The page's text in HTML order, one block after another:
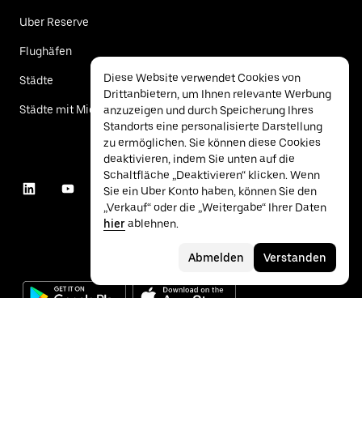
Uber Reserve
Flughäfen
Städte
Städte mit Mietwagen
Diese Website verwendet Cookies von
Drittanbietern, um Ihnen relevante Werbung
anzuzeigen und durch Speicherung Ihres
Standorts eine personalisierte Darstellung
zu ermöglichen. Sie können diese Cookies
deaktivieren, indem Sie unten auf die
Schaltfläche „Deaktivieren“ klicken. Wenn
Sie ein Uber Konto haben, können Sie den
„Verkauf“ oder die „Weitergabe“ Ihrer Daten
hierablehnen.
Abmelden Verstanden